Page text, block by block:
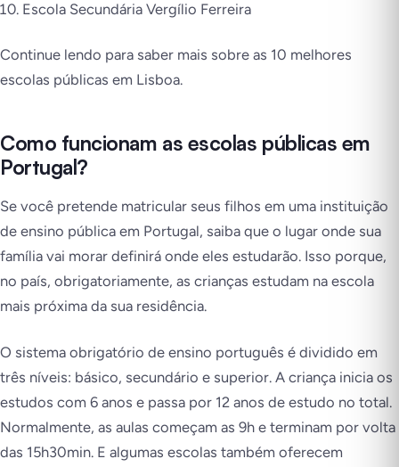
Escola Secundária Vergílio Ferreira
Continue lendo para saber mais sobre as 10 melhores
escolas públicas em Lisboa.
Como funcionam as escolas públicas em
Portugal?
Se você pretende matricular seus filhos em uma instituição
de ensino pública em Portugal, saiba que o lugar onde sua
família vai morar definirá onde eles estudarão. Isso porque,
no país, obrigatoriamente, as crianças estudam na escola
mais próxima da sua residência.
O sistema obrigatório de ensino português é dividido em
três níveis: básico, secundário e superior. A criança inicia os
estudos com 6 anos e passa por 12 anos de estudo no total.
Normalmente, as aulas começam as 9h e terminam por volta
das 15h30min. E algumas escolas também oferecem